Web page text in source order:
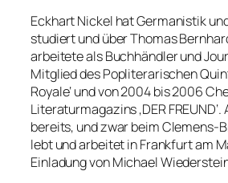
Eckhart Nickel hat Germanistik
studiert und über Thomas
arbeitete als Buchhändler und
Mitglied des Popliterarischen
Royale‘ und von 2004 bis 2006
Literaturmagazins ‚DER
bereits, und zwar beim Clemens-
lebt und arbeitet in Frankfurt am
Einladung von Michael